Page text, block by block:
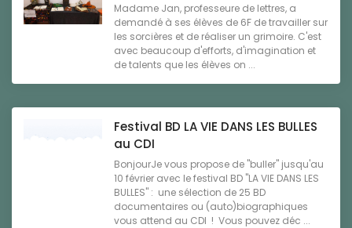
Madame Jan, professeure de lettres, a
demandé à ses élèves de 6F de travailler sur
les sorcières et de réaliser un grimoire. C'est
avec beaucoup d'efforts, d'imagination et
de talents que les élèves on ...
Festival BD LA VIE DANS LES BULLES
au CDI
BonjourJe vous propose de "buller" jusqu'au
10 février avec le festival BD "LA VIE DANS LES
BULLES" : une sélection de 25 BD
documentaires ou (auto)biographiques
vous attend au CDI ! Vous pouvez déc ...